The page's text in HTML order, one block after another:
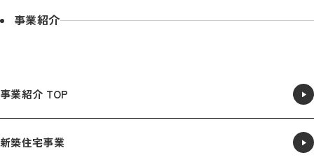
事業紹介
事業紹介 TOP
新築住宅事業